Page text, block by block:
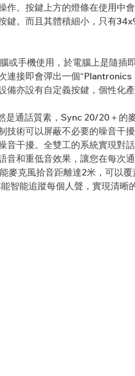
作。按鍵上方的燈條在使用中
鍵。而且其體積細小，只有
或手機使用，於電腦上是隨插
連接即會彈出一個
備亦設有自定義按鍵，個性化
通話質素，Sync 20/20＋的
技術可以屏蔽不必要的噪音干擾
干擾。 全雙工的系統實現對
音和重低音效果，讓您在每次
麥克風拾音距離達2米， 可以覆
智能追蹤每個人聲，實現清晰